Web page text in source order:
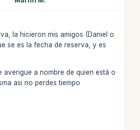
la hicieron mis amigos (Daniel o
se es la fecha de reserva, y es
averigue a nombre de quien está o
asi no perdes tiempo